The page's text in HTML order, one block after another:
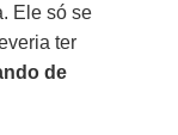
Ele só se
ter
de